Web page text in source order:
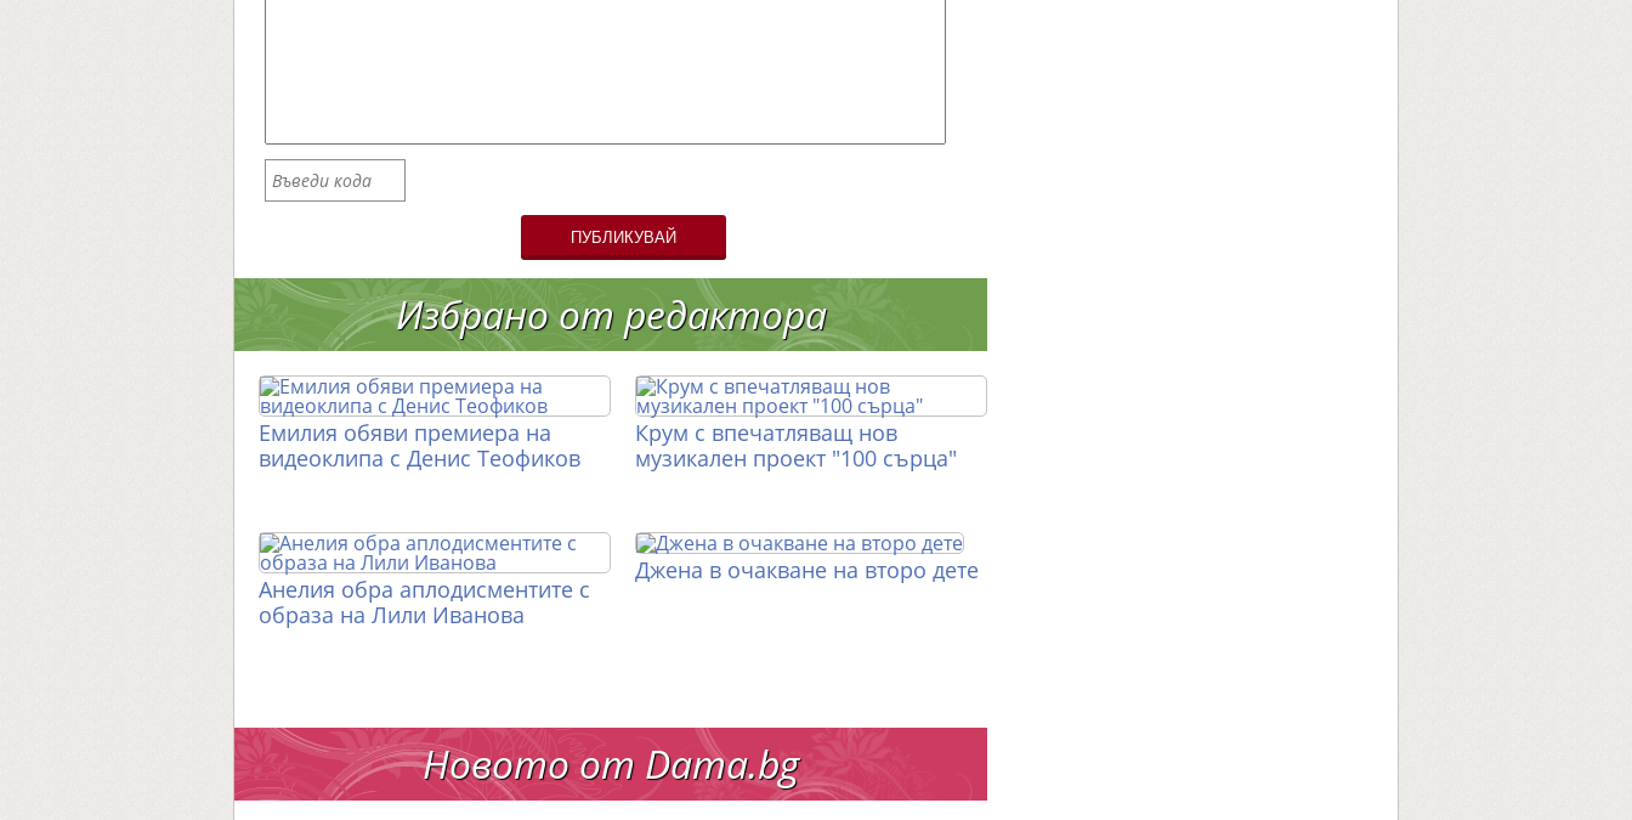
ПУБЛИКУВАЙ
Избрано от редактора
Емилия обяви премиера на
видеоклипа с Денис Теофиков
Крум с впечатляващ нов
музикален проект "100 сърца"
Анелия обра аплодисментите с
образа на Лили Иванова
Джена в очакване на второ дете
Новото от Dama.bg